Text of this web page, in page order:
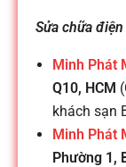
h
o
ạ
Sửa chữa
Minh Phát
Q10, HCM
khách sạn
Minh Phát
Phường 1,